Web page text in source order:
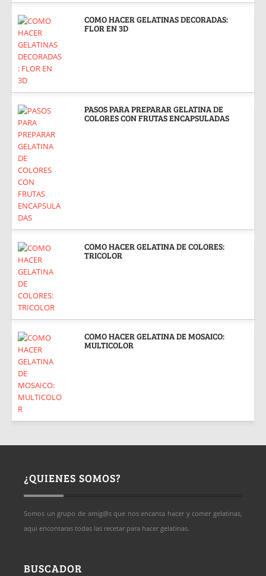
COMO HACER GELATINAS DECORADAS:
FLOR EN 3D
PASOS PARA PREPARAR GELATINA DE
COLORES CON FRUTAS ENCAPSULADAS
COMO HACER GELATINA DE COLORES:
TRICOLOR
COMO HACER GELATINA DE MOSAICO:
MULTICOLOR
¿QUIENES SOMOS?
Somos un grupo de amig@s que nos encanta hacer y comer gelatinas,
aqui encontaras todas las recetar para hacer gelatinas.
BUSCADOR